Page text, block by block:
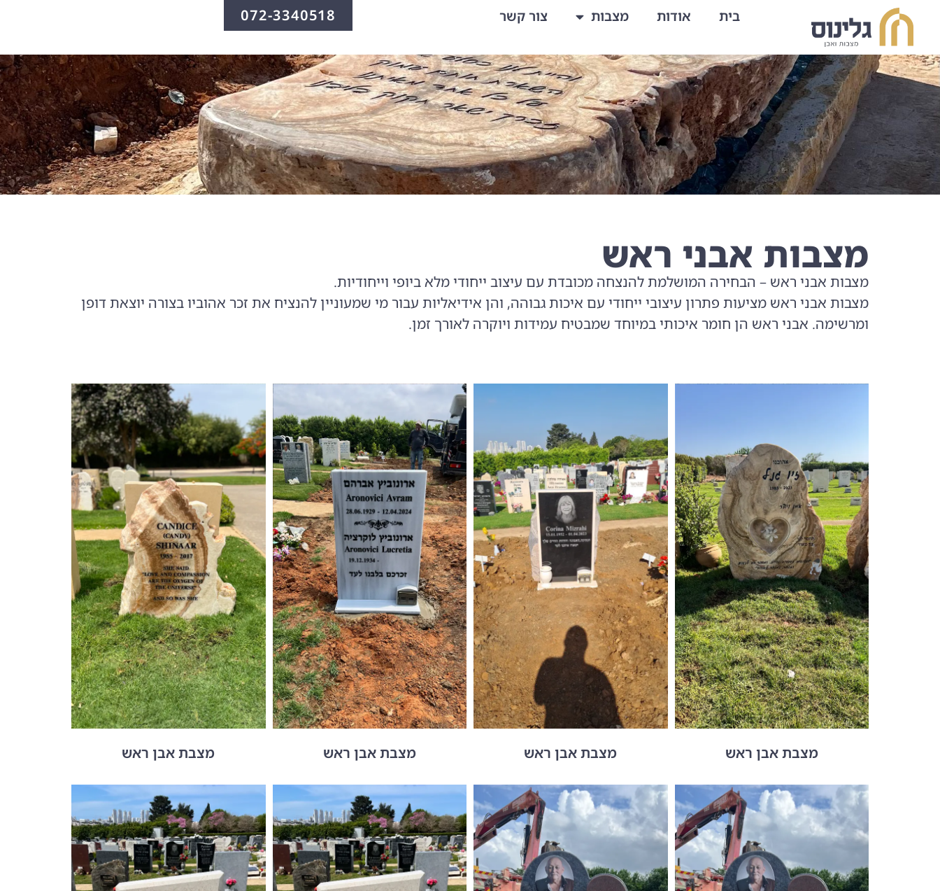
בית אודות מצבות צור קשר 072-3340518
מצבות אבני ראש
מצבות אבני ראש – הבחירה המושלמת להנצחה מכובדת עם עיצוב ייחודי מלא ביופי וייחודיות.
מצבות אבני ראש מציעות פתרון עיצובי ייחודי עם איכות גבוהה, והן אידיאליות עבור מי שמעוניין להנציח את זכר אהוביו בצורה יוצאת דופן
ומרשימה. אבני ראש הן חומר איכותי במיוחד שמבטיח עמידות ויוקרה לאורך זמן.
מצבת אבן ראש מצבת אבן ראש מצבת אבן ראש מצבת אבן ראש